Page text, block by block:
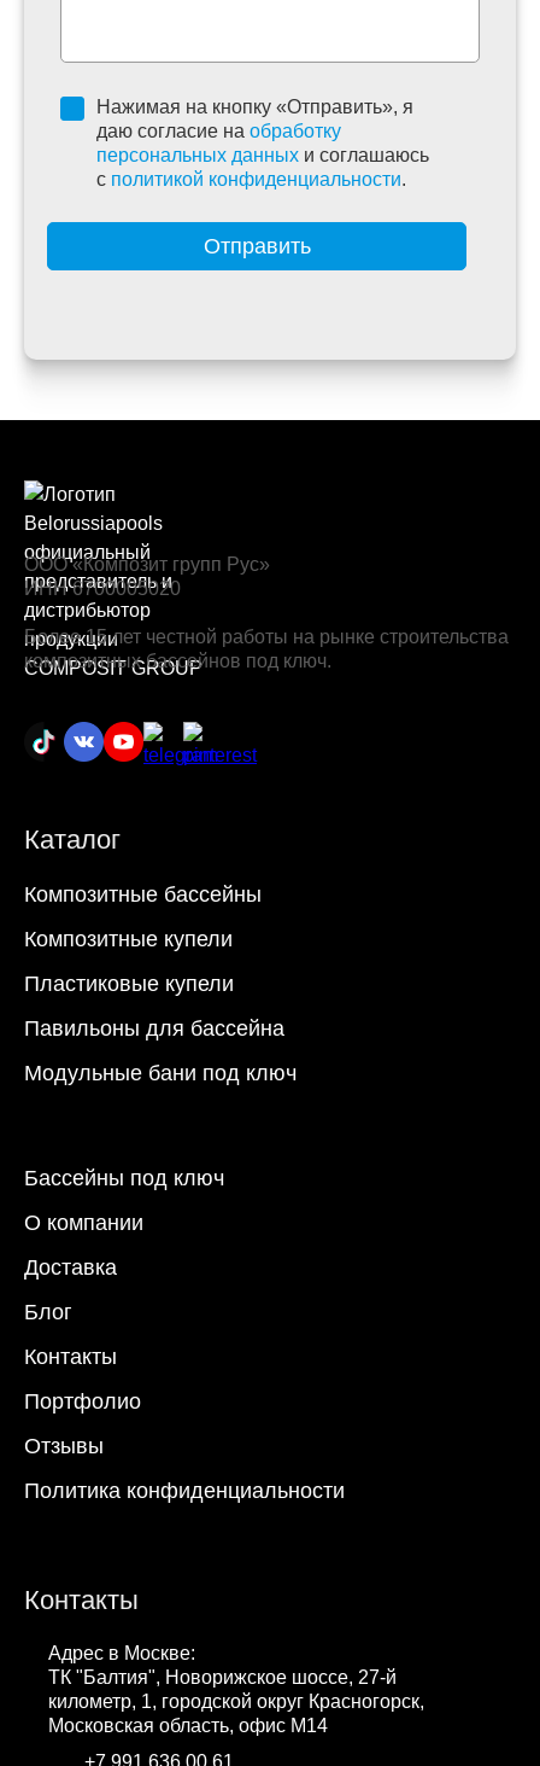
Нажимая на кнопку «Отправить», я
даю согласие на обработку
персональных данных и соглашаюсь
c политикой конфиденциальности.
Отправить
ООО «Композит групп Рус»
ИНН 6700005020
Более 15 лет честной работы на рынке строительства
композитных бассейнов под ключ.
Каталог
Композитные бассейны
Композитные купели
Пластиковые купели
Павильоны для бассейна
Модульные бани под ключ
Бассейны под ключ
О компании
Доставка
Блог
Контакты
Портфолио
Отзывы
Политика конфиденциальности
Контакты
Адрес в Москве:
ТК "Балтия", Новорижское шоссе, 27-й
километр, 1, городской округ Красногорск,
Московская область, офис М14